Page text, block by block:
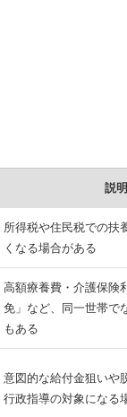
説明
所得税や住民税での扶
くなる場合がある
高額療養費・介護保険
免」など、同一世帯で
もある
意図的な給付金狙いや
行政指導の対象になる